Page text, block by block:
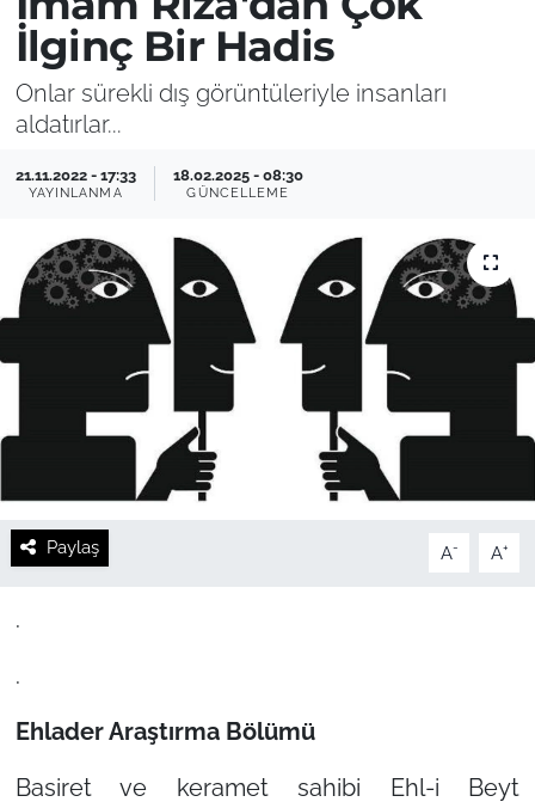
İlginç Bir Hadis
Onlar sürekli dış görüntüleriyle insanları
aldatırlar...
21.11.2022 - 17:33
YAYINLANMA
18.02.2025 - 08:30
GÜNCELLEME
Paylaş A- A+
.
.
Ehlader Araştırma Bölümü
Basiret ve keramet sahibi Ehl-i Beyt